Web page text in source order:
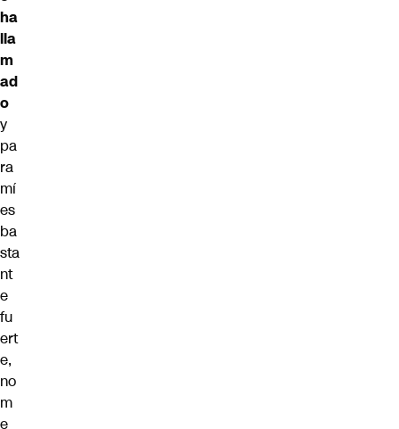
ha
lla
m
ad
o
y
pa
ra
mí
es
ba
sta
nt
e
fu
ert
e,
no
m
e